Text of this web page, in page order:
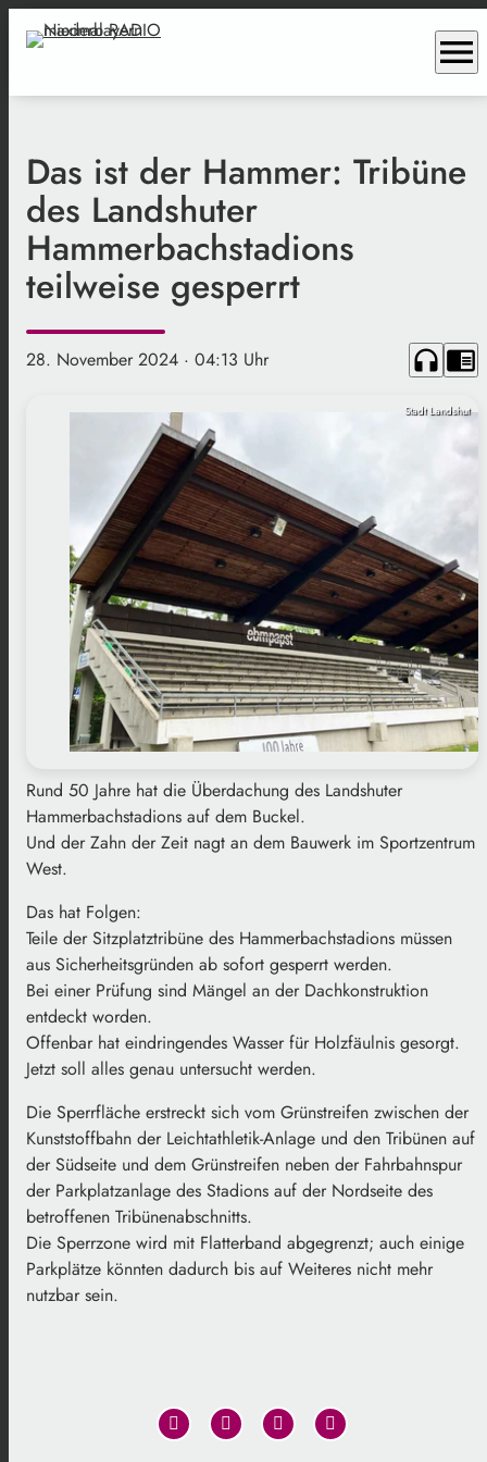
menu
Das ist der Hammer: Tribüne
des Landshuter
Hammerbachstadions
teilweise gesperrt
28. November 2024 · 04:13 Uhr headphones chrome_reader_mode
Stadt Landshut
Rund 50 Jahre hat die Überdachung des Landshuter
Hammerbachstadions auf dem Buckel.
Und der Zahn der Zeit nagt an dem Bauwerk im Sportzentrum
West.
Das hat Folgen:
Teile der Sitzplatztribüne des Hammerbachstadions müssen
aus Sicherheitsgründen ab sofort gesperrt werden.
Bei einer Prüfung sind Mängel an der Dachkonstruktion
entdeckt worden.
Offenbar hat eindringendes Wasser für Holzfäulnis gesorgt.
Jetzt soll alles genau untersucht werden.
Die Sperrfläche erstreckt sich vom Grünstreifen zwischen der
Kunststoffbahn der Leichtathletik-Anlage und den Tribünen auf
der Südseite und dem Grünstreifen neben der Fahrbahnspur
der Parkplatzanlage des Stadions auf der Nordseite des
betroffenen Tribünenabschnitts.
Die Sperrzone wird mit Flatterband abgegrenzt; auch einige
Parkplätze könnten dadurch bis auf Weiteres nicht mehr
nutzbar sein.